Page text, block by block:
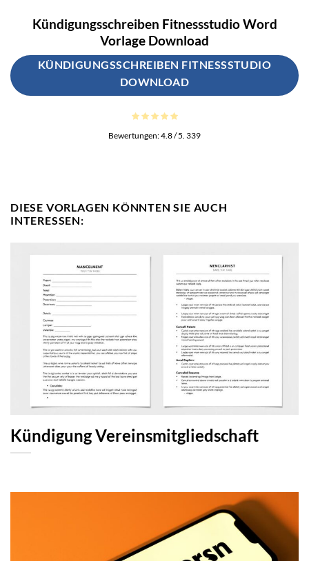
Kündigungsschreiben Fitnessstudio Word
Vorlage Download
KÜNDIGUNGSSCHREIBEN FITNESSSTUDIO
DOWNLOAD
Bewertungen:4.8/ 5. 339
DIESE VORLAGEN KÖNNTEN SIE AUCH
INTERESSEN:
Kündigung Vereinsmitgliedschaft